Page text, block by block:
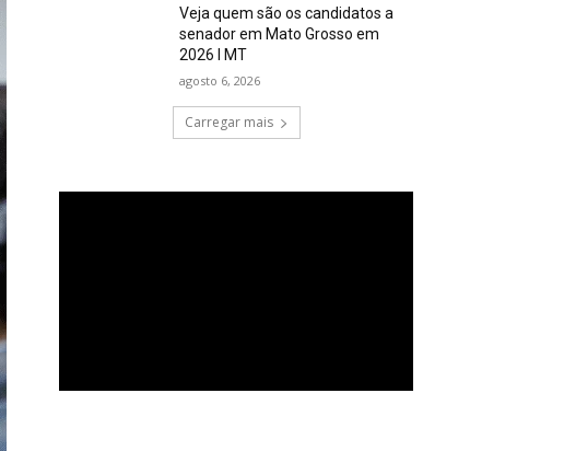
Veja quem são os candidatos a
senador em Mato Grosso em
2026 I MT
agosto 6, 2026
Carregar mais